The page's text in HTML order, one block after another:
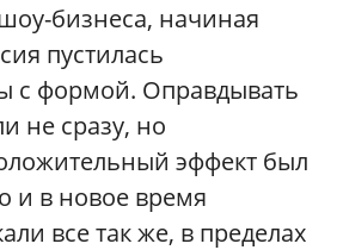
бизнеса, начиная
пустилась
с формой. Оправдывать
не сразу, но
эффект был
и в новое время
все так же, в пределах